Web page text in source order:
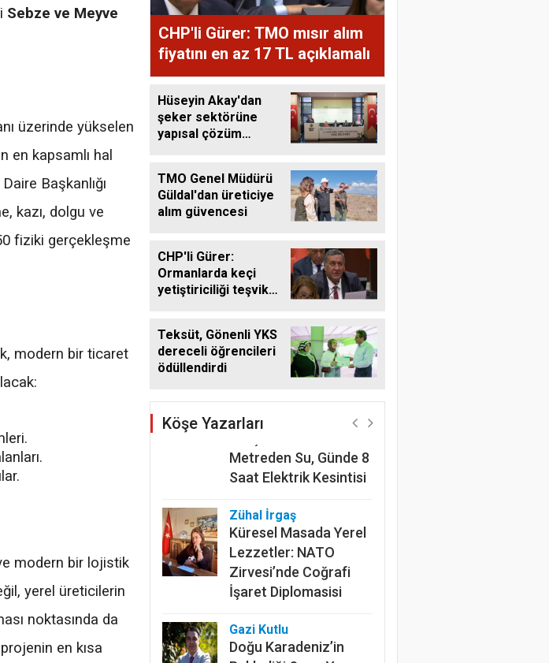
Sebze ve Meyve
üzerinde yükselen
en kapsamlı hal
Başkanlığı
kazı, dolgu ve
fiziki gerçekleşme
modern bir ticaret
modern bir lojistik
yerel üreticilerin
noktasında da
en kısa
CHP'li Gürer: TMO mısır alım
fiyatını en az 17 TL açıklamalı
Hüseyin Akay'dan
şeker sektörüne
yapısal çözüm
TMO Genel Müdürü
Güldal'dan üreticiye
alım güvencesi
CHP'li Gürer:
Ormanlarda keçi
yetiştiriciliği teşvik
Teksüt, Gönenli YKS
dereceli öğrencileri
ödüllendirdi
Köşe Yazarları
Harun Göksel
220 Kilometrelik
Kanalın Sonundaki Acı
Metreden Su, Günde 8
Saat Elektrik Kesintisi
Zühal İrgaş
Küresel Masada Yerel
Lezzetler: NATO
Zirvesi’nde Coğrafi
İşaret Diplomasisi
Gazi Kutlu
Doğu Karadeniz’in